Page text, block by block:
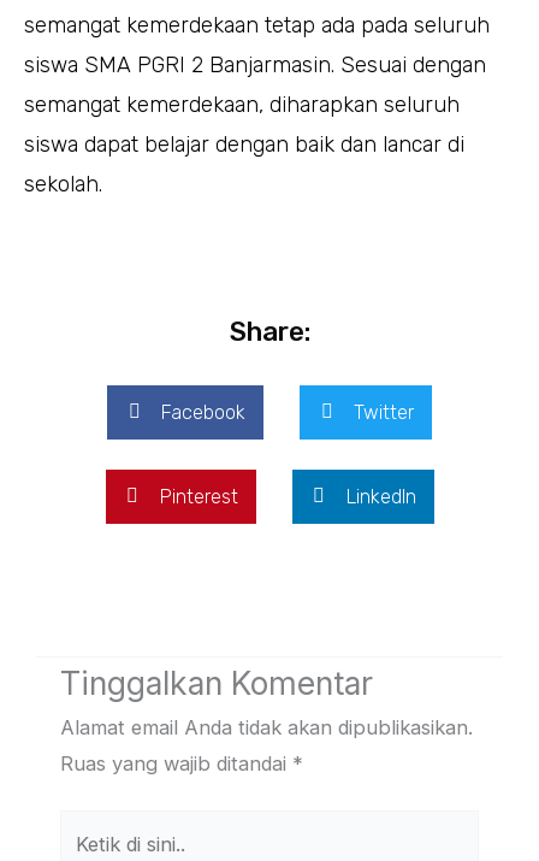
semangat kemerdekaan tetap ada pada seluruh
siswa SMA PGRI 2 Banjarmasin. Sesuai dengan
semangat kemerdekaan, diharapkan seluruh
siswa dapat belajar dengan baik dan lancar di
sekolah.
Share:
Facebook Twitter
Pinterest LinkedIn
Tinggalkan Komentar
Alamat email Anda tidak akan dipublikasikan.
Ruas yang wajib ditandai *